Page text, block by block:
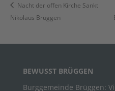
Nacht der offen Kirche Sankt
Nikolaus Brüggen
BEWUSST BRÜGGEN
Burggemeinde Brüggen: